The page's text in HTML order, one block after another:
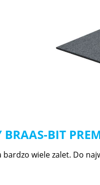
BRAAS-BIT
wiele zalet. Do